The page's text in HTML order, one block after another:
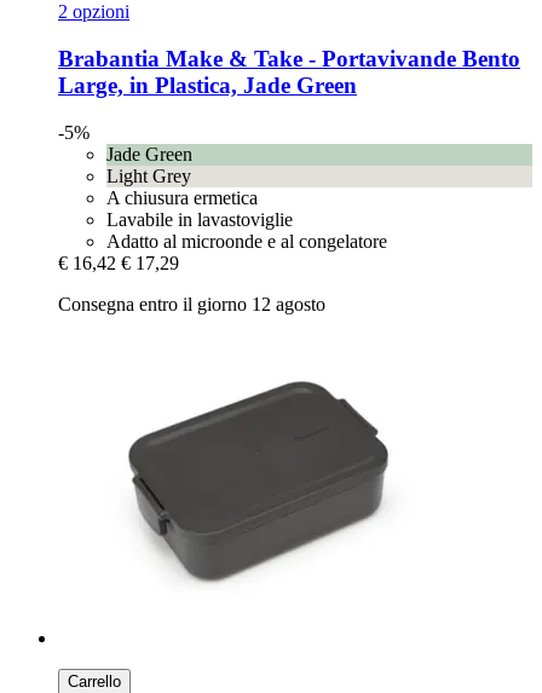
2 opzioni
Brabantia Make & Take -​ Portavivande Bento
Large, in Plastica, Jade Green
-5%
Jade Green
Light Grey
A chiusura ermetica
Lavabile in lavastoviglie
Adatto al microonde e al congelatore
€ 16,42 € 17,29
Consegna entro il giorno 12 agosto
Carrello